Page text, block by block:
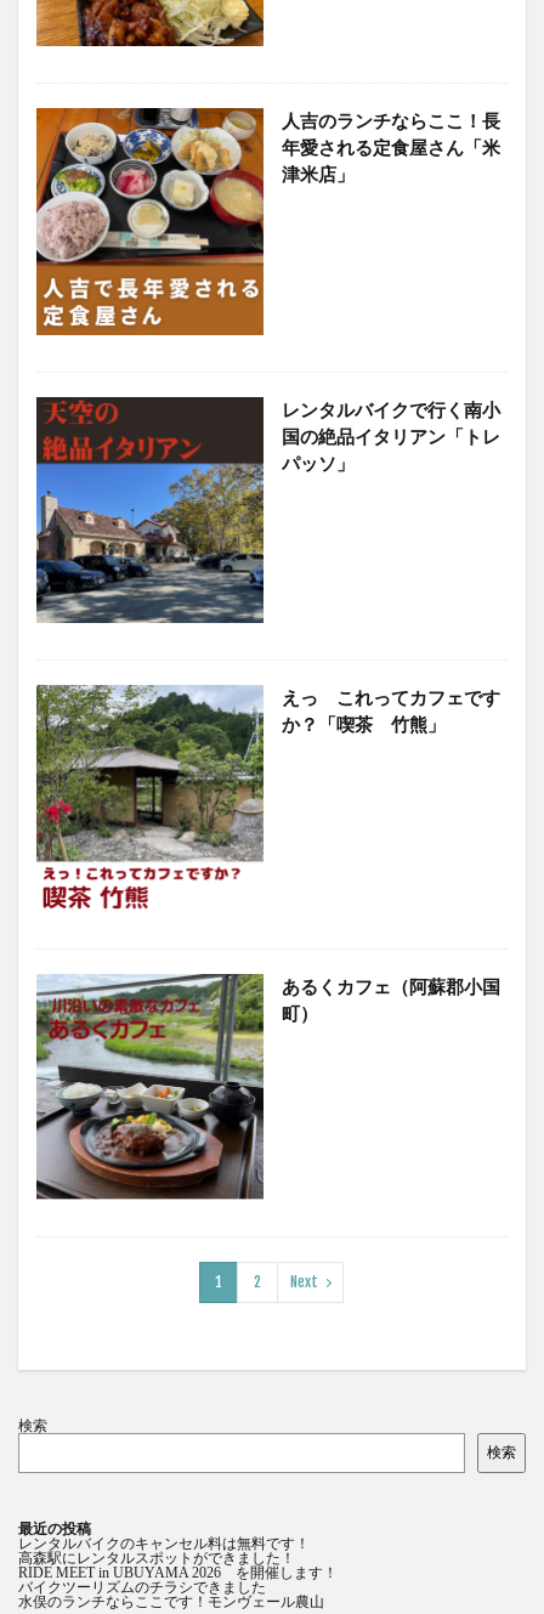
人吉のランチならここ！長
年愛される定食屋さん「米
津米店」
レンタルバイクで行く南小
国の絶品イタリアン「トレ
パッソ」
えっ これってカフェです
か？「喫茶 竹熊」
あるくカフェ（阿蘇郡小国
町）
1 2 Next
検索
検索
最近の投稿
レンタルバイクのキャンセル料は無料です！
高森駅にレンタルスポットができました！
RIDE MEET in UBUYAMA 2026 を開催します！
バイクツーリズムのチラシできました
水俣のランチならここです！モンヴェール農山